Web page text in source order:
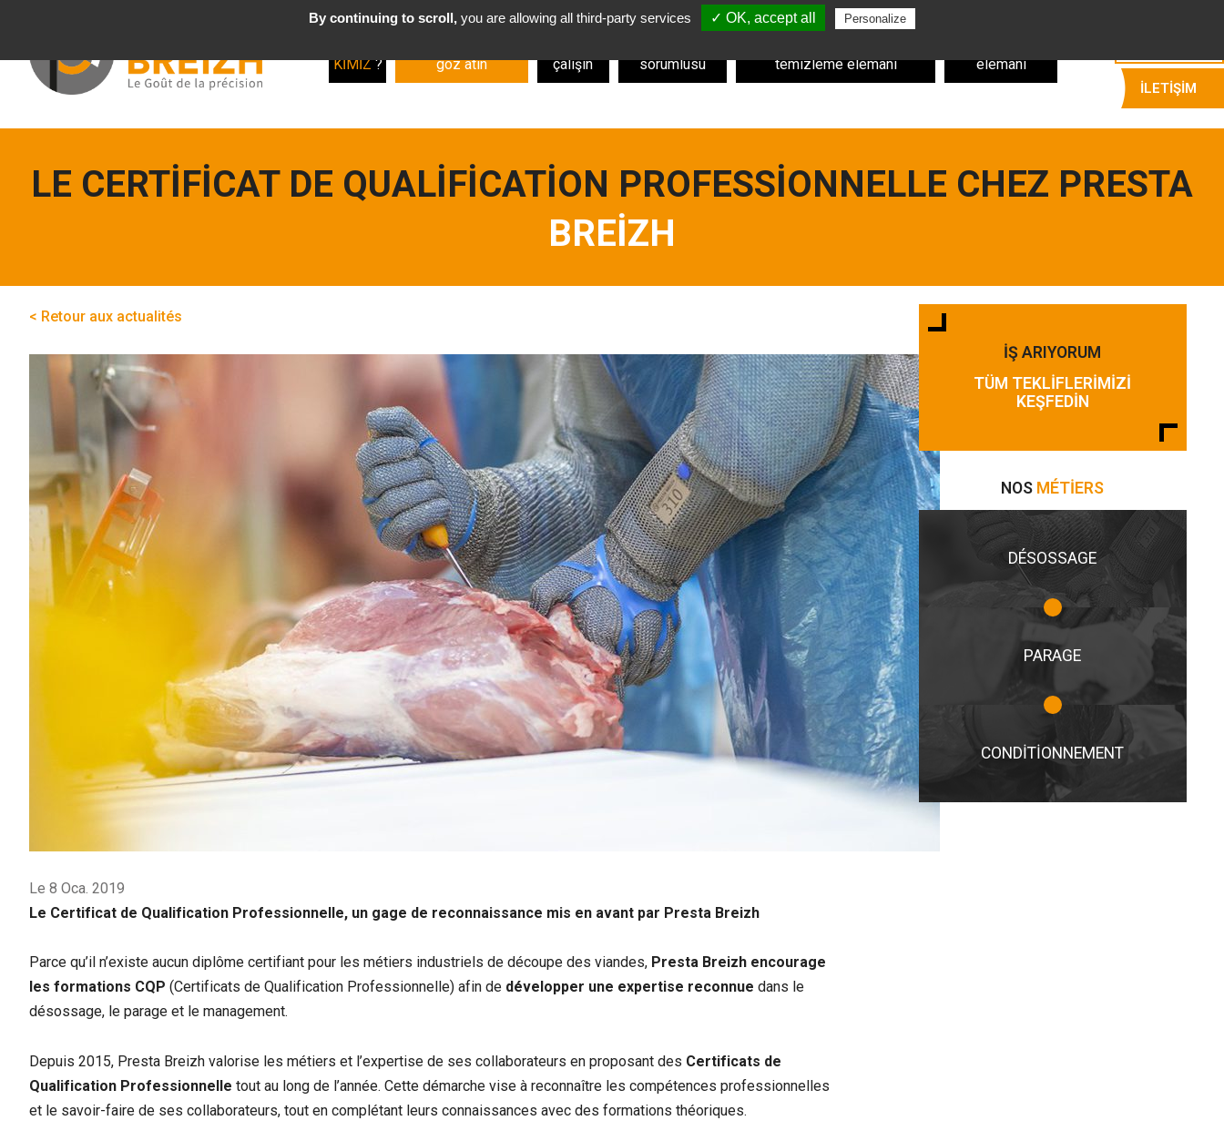
İLETIŞIM
KIMIZ?
göz atın
çalışın
sorumlusu
temizleme elemanı
elemanı
LE CERTIFICAT DE QUALIFICATION PROFESSIONNELLE CHEZ PRESTA
BREIZH
< Retour aux actualités
Le 8 Oca. 2019
Le Certificat de Qualification Professionnelle, un gage de reconnaissance mis en avant par Presta Breizh
Parce qu’il n’existe aucun diplôme certifiant pour les métiers industriels de découpe des viandes, Presta Breizh encourage
les formations CQP (Certificats de Qualification Professionnelle) afin de développer une expertise reconnue dans le
désossage, le parage et le management.
Depuis 2015, Presta Breizh valorise les métiers et l’expertise de ses collaborateurs en proposant des Certificats de
Qualification Professionnelle tout au long de l’année. Cette démarche vise à reconnaître les compétences professionnelles
et le savoir-faire de ses collaborateurs, tout en complétant leurs connaissances avec des formations théoriques.
İŞ ARIYORUM
TÜM TEKLIFLERIMIZI
KEŞFEDIN
NOS MÉTIERS
DÉSOSSAGE
PARAGE
CONDITIONNEMENT
By continuing to scroll,you are allowing all third-party services ✓ OK, accept all Personalize